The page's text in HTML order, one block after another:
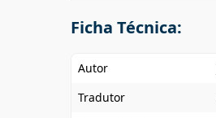
Ficha Técnica:
Autor
Tradutor